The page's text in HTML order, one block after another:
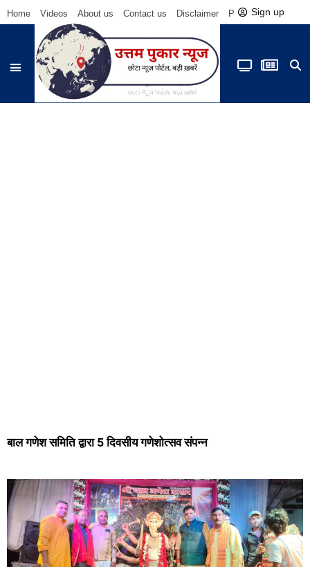
Home Videos About us Contact us Disclaimer Privacy Policy
Sign up
बाल गणेश समिति द्वारा 5 दिवसीय गणेशोत्सव संपन्न